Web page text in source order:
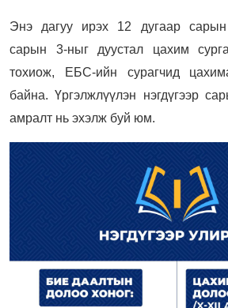
Энэ дагуу ирэх 12 дугаар сарын
сарын 3-ныг дуустал цахим
тохиож, ЕБС-ийн сурагчид
байна. Үргэлжлүүлэн нэгдүгээр
амралт нь эхэлж буй юм.